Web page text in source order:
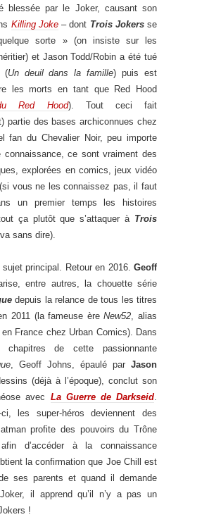
blessée par le Joker, causant son
Killing Joke– dont Trois Jokers se
sorte » (on insiste sur les
et Jason Todd/Robin a été tué
(Un deuil dans la famille) puis est
les morts en tant que Red Hood
Red Hood). Tout ceci fait
partie des bases archiconnues chez
fan du Chevalier Noir, peu importe
connaissance, ce sont vraiment des
explorées en comics, jeux vidéo
vous ne les connaissez pas, il faut
un premier temps les histoires
ça plutôt que s’attaquer à Trois
sans dire).
sujet principal. Retour en 2016. Geoff
entre autres, la chouette série
depuis la relance de tous les titres
2011 (la fameuse èreNew52, alias
en France chez Urban Comics). Dans
chapitres de cette passionnante
, Geoff Johns, épaulé par Jason
(déjà à l’époque), conclut son
avec La Guerre de Darkseid.
ci, les super-héros deviennent des
profite des pouvoirs du Trône
d’accéder à la connaissance
la confirmation que Joe Chill est
ses parents et quand il demande
Joker, il apprend qu’il n’y a pas un
!